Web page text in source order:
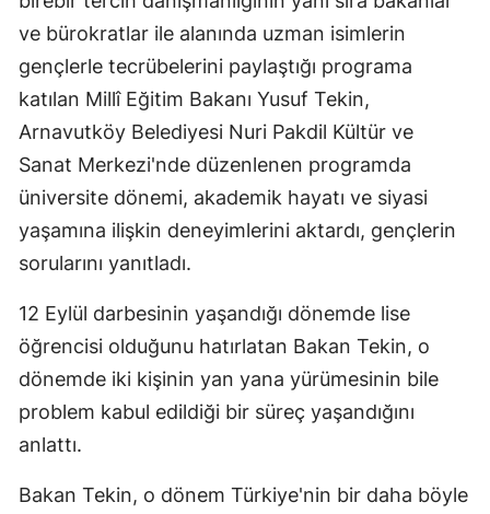
ve bürokratlar ile alanında uzman isimlerin
gençlerle tecrübelerini paylaştığı programa
katılan Millî Eğitim Bakanı Yusuf Tekin,
Arnavutköy Belediyesi Nuri Pakdil Kültür ve
Sanat Merkezi'nde düzenlenen programda
üniversite dönemi, akademik hayatı ve siyasi
yaşamına ilişkin deneyimlerini aktardı, gençlerin
sorularını yanıtladı.
12 Eylül darbesinin yaşandığı dönemde lise
öğrencisi olduğunu hatırlatan Bakan Tekin, o
dönemde iki kişinin yan yana yürümesinin bile
problem kabul edildiği bir süreç yaşandığını
anlattı.
Bakan Tekin, o dönem Türkiye'nin bir daha böyle